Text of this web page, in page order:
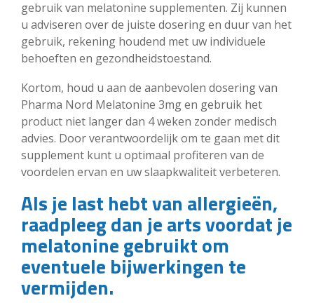
gebruik van melatonine supplementen. Zij kunnen
u adviseren over de juiste dosering en duur van het
gebruik, rekening houdend met uw individuele
behoeften en gezondheidstoestand.
Kortom, houd u aan de aanbevolen dosering van
Pharma Nord Melatonine 3mg en gebruik het
product niet langer dan 4 weken zonder medisch
advies. Door verantwoordelijk om te gaan met dit
supplement kunt u optimaal profiteren van de
voordelen ervan en uw slaapkwaliteit verbeteren.
Als je last hebt van allergieën,
raadpleeg dan je arts voordat je
melatonine gebruikt om
eventuele bijwerkingen te
vermijden.